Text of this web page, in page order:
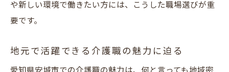
や新しい環境で働きたい方には、こうした職場選びが重
要です。
地元で活躍できる介護職の魅力に迫る